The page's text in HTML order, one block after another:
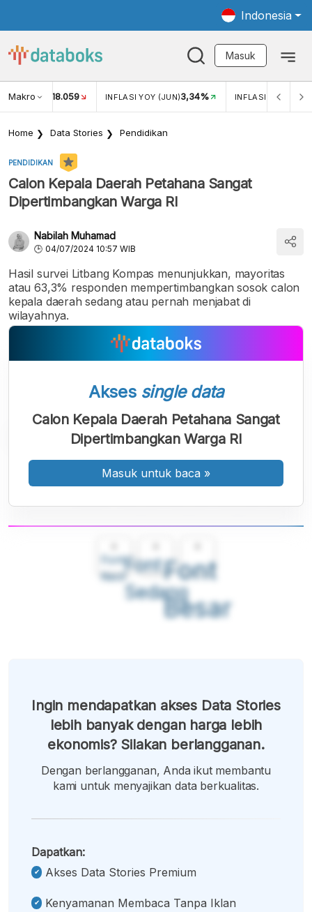
Indonesia
Masuk
Makro
USD/IDR 18.059 INFLASI YOY (JUN)3,34% INFLASI MOM
Home Data Stories Pendidikan
PENDIDIKAN
Calon Kepala Daerah Petahana Sangat
Dipertimbangkan Warga RI
Nabilah Muhamad
04/07/2024 10:57 WIB
Hasil survei Litbang Kompas menunjukkan, mayoritas
atau 63,3% responden mempertimbangkan sosok calon
kepala daerah sedang atau pernah menjabat di
wilayahnya.
Font
Kecil
Font
Sedang
Font
Besar
Akses single data
Calon Kepala Daerah Petahana Sangat
Dipertimbangkan Warga RI
Masuk untuk baca »
Ingin mendapatkan akses Data Stories
lebih banyak dengan harga lebih
ekonomis? Silakan berlangganan.
Dengan berlangganan, Anda ikut membantu
kami untuk menyajikan data berkualitas.
Dapatkan:
Akses Data Stories Premium
Kenyamanan Membaca Tanpa Iklan